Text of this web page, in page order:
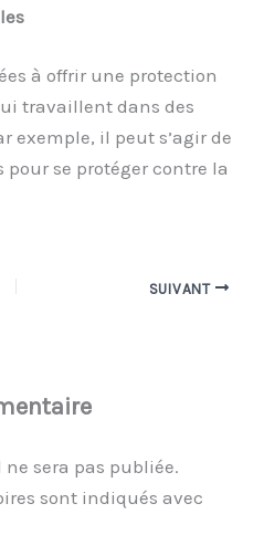
à offrir une protection
travaillent dans des
exemple, il peut s’agir de
se protéger contre la
SUIVANT
sera pas publiée.
sont indiqués avec